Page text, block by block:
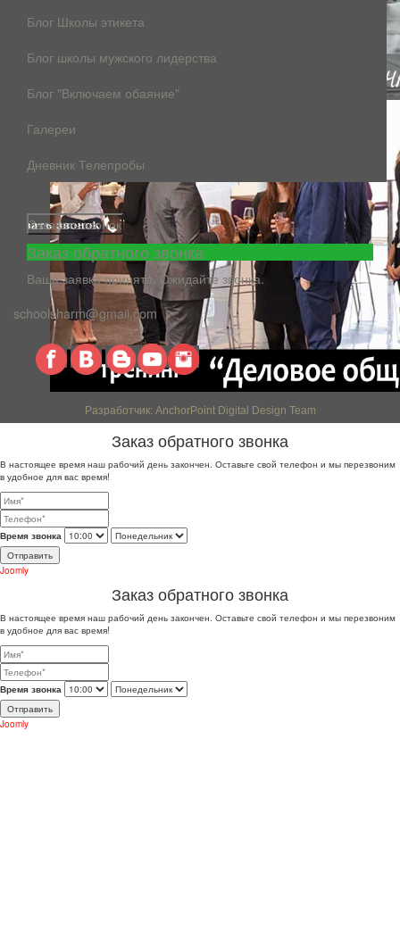
Блог Школы этикета
Блог школы мужского лидерства
Блог "Включаем обаяние"
Галереи
Дневник Телепробы
Заказать звонок
Заказ обратного звонка
Ваша заявка принята. Ожидайте звонка.
schoolsharm@gmail.com
Разработчик: AnchorPoint Digital Design Team
Заказ обратного звонка
В настоящее время наш рабочий день закончен. Оставьте свой телефон и мы перезвоним
в удобное для вас время!
Время звонка
Отправить
Joomly
Заказ обратного звонка
В настоящее время наш рабочий день закончен. Оставьте свой телефон и мы перезвоним
в удобное для вас время!
Время звонка
Отправить
Joomly